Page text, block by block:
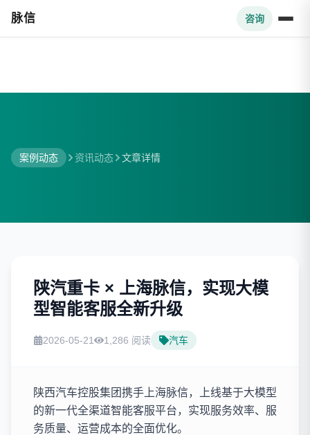
案例动态 资讯动态 文章详情
陕汽重卡 × 上海脉信，实现大模
型智能客服全新升级
2026-05-21 1,286 阅读 汽车
陕西汽车控股集团携手上海脉信，上线基于大模型
的新一代全渠道智能客服平台，实现服务效率、服
务质量、运营成本的全面优化。
脉信 咨询